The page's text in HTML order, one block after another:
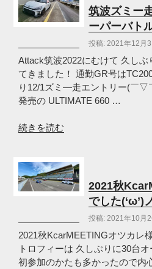
ロ
ご
こ
Rd’1
お
疲
れ
で
(‘ω’)
ノ”
の
筑波ズミー
ーパーバト
投稿: 2021年12月3
Attack筑波2022にむけて 久しぶ
てきました！ 通勤GR号は
り12/1ズミ―走エントリー(￣▽
発売の ULTIMATE 660 …
“筑
ミ
ー
走
ち
REVSPEED
ス
ー
続きを読む
2021秋
でした(‘ω’)
投稿: 2021年10月
2021秋KcarMEETINGオツカレ
トロフィーは 久しぶりに30台
初参加のかたも多かったので内